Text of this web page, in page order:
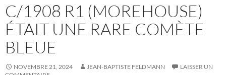
C/1908 R1 (MOREHOUSE)
ÉTAIT UNE RARE COMÈTE
BLEUE
NOVEMBRE 21, 2024 JEAN-BAPTISTE FELDMANN
LAISSER UN